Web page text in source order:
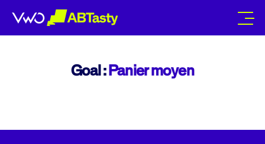
abtasty
Goal :Panier moyen